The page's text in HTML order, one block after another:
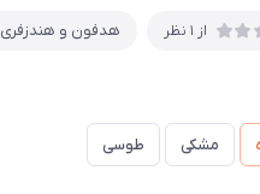
از 1 نظر هدفون و هندزفری
مشکی طوسی